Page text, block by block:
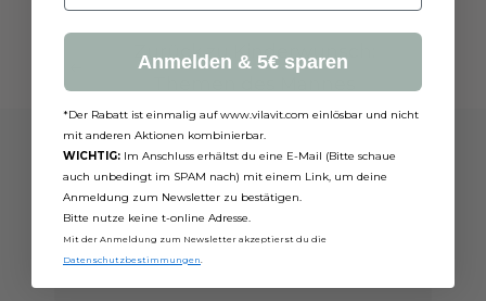
Zurück zu Kinderwunsch:
Anmelden & 5€ sparen
*Der Rabatt ist einmalig auf www.vilavit.com einlösbar und nicht
mit anderen Aktionen kombinierbar.
WICHTIG: Im Anschluss erhältst du eine E-Mail (Bitte schaue
auch unbedingt im SPAM nach) mit einem Link, um deine
Anmeldung zum Newsletter zu bestätigen.
Bitte nutze keine t-online Adresse.
Mit der Anmeldung zum Newsletter akzeptierst du die
Datenschutzbestimmungen